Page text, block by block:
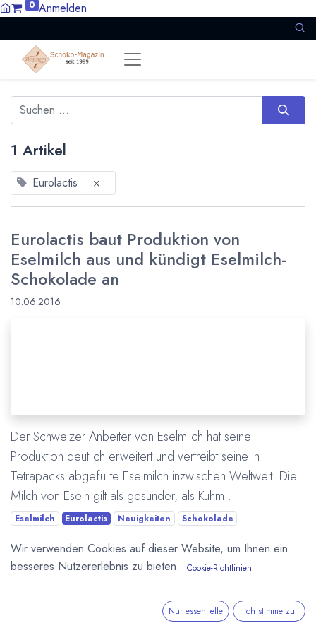
0 Anmelden
1 Artikel
Eurolactis ×
Eurolactis baut Produktion von
Eselmilch aus und kündigt Eselmilch-
Schokolade an
10.06.2016
Der Schweizer Anbeiter von Eselmilch hat seine
Produktion deutlich erweitert und vertreibt seine in
Tetrapacks abgefüllte Eselmilch inzwischen Weltweit. Die
Milch von Eseln gilt als gesünder, als Kuhm...
Eselmilch Eurolactis Neuigkeiten Schokolade
Mehr lesen
Wir verwenden Cookies auf dieser Website, um Ihnen ein
besseres Nutzererlebnis zu bieten.
Cookie-Richtlinien
Nur essentielle Ich stimme zu